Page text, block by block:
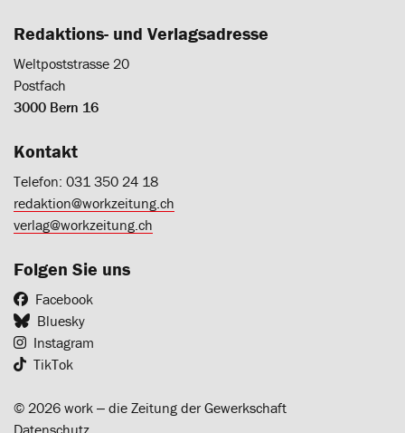
Redaktions- und Verlagsadresse
Weltpoststrasse 20
Postfach
3000 Bern 16
Kontakt
Telefon: 031 350 24 18
redaktion@workzeitung.ch
verlag@workzeitung.ch
Folgen Sie uns
Facebook
Bluesky
Instagram
TikTok
© 2026 work ‒ die Zeitung der Gewerkschaft